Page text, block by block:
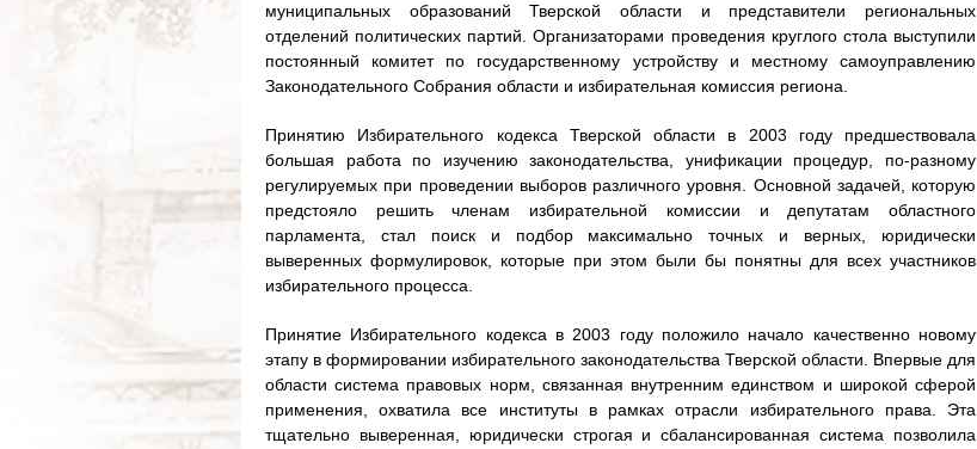
муниципальных образований Тверской области и представители региональных
отделений политических партий. Организаторами проведения круглого стола выступили
постоянный комитет по государственному устройству и местному самоуправлению
Законодательного Собрания области и избирательная комиссия региона.
Принятию Избирательного кодекса Тверской области в 2003 году предшествовала
большая работа по изучению законодательства, унификации процедур, по-разному
регулируемых при проведении выборов различного уровня. Основной задачей, которую
предстояло решить членам избирательной комиссии и депутатам областного
парламента, стал поиск и подбор максимально точных и верных, юридически
выверенных формулировок, которые при этом были бы понятны для всех участников
избирательного процесса.
Принятие Избирательного кодекса в 2003 году положило начало качественно новому
этапу в формировании избирательного законодательства Тверской области. Впервые для
области система правовых норм, связанная внутренним единством и широкой сферой
применения, охватила все институты в рамках отрасли избирательного права. Эта
тщательно выверенная, юридически строгая и сбалансированная система позволила